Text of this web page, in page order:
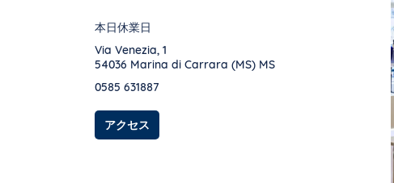
本日休業日
Via Venezia, 1
54036 Marina di Carrara (MS) MS
0585 631887
アクセス